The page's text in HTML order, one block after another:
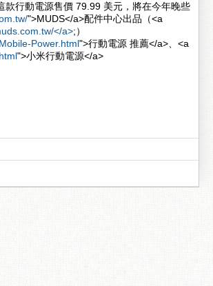
款行動電源售價 79.99 美元，將在今年晚些
">MUDS</a>配件中心出品（<a
</a>;）
Power.html">行動電源 推薦</a>、<a
">小米行動電源</a>